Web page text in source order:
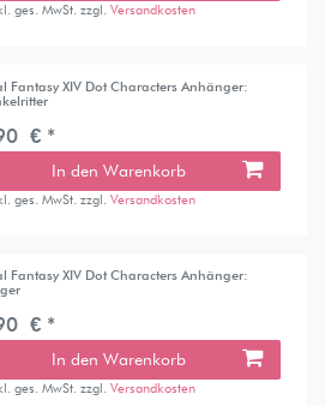
ges. MwSt. zzgl.Versandkosten
Fantasy XIV Dot Characters Anhänger:
€ *
In den Warenkorb
ges. MwSt. zzgl.Versandkosten
Fantasy XIV Dot Characters Anhänger:
€ *
In den Warenkorb
ges. MwSt. zzgl.Versandkosten